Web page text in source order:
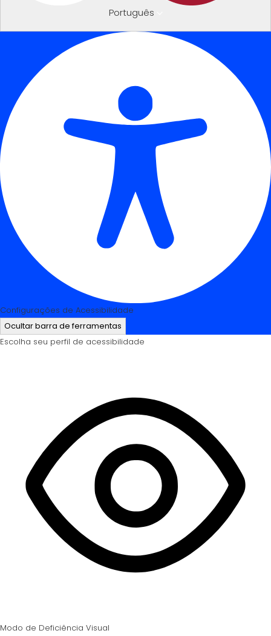
Português
Configurações de Acessibilidade
Ocultar barra de ferramentas
Escolha seu perfil de acessibilidade
Modo de Deficiência Visual